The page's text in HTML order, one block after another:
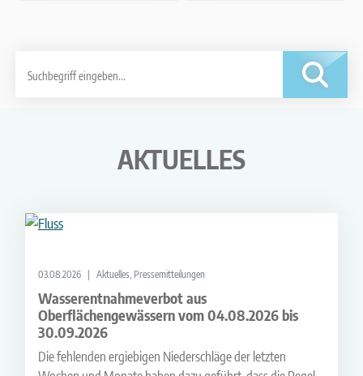
AKTUELLES
03.08.2026 Aktuelles, Pressemitteilungen
Wasserentnahmeverbot aus
Oberflächengewässern vom 04.08.2026 bis
30.09.2026
Die fehlenden ergiebigen Niederschläge der letzten